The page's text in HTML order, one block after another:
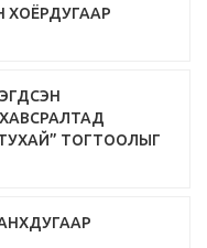
ХОЁРДУГААР
ТОГТООЛЫГ